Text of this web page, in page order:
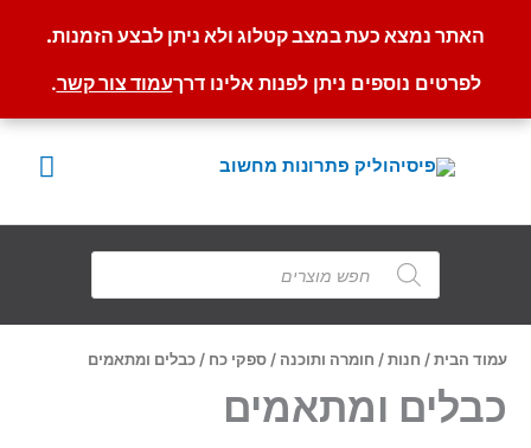
האתר נמצא כעת במצב קטלוג ולא ניתן לבצע הזמנות.
לפרטים נוספים ניתן לפנות אלינו דרךעמוד צור קשר.
דילוג
Products
search
עמוד הבית/ חנות/ חומרה ותוכנה / ספקי כח / כבלים ומתאמים
כבלים ומתאמים